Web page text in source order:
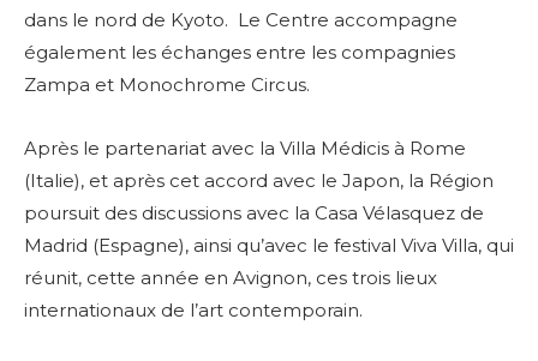
dans le nord de Kyoto. Le Centre accompagne
également les échanges entre les compagnies
Zampa et Monochrome Circus.
Après le partenariat avec la Villa Médicis à Rome
(Italie), et après cet accord avec le Japon, la Région
poursuit des discussions avec la Casa Vélasquez de
Madrid (Espagne), ainsi qu’avec le festival Viva Villa, qui
réunit, cette année en Avignon, ces trois lieux
internationaux de l’art contemporain.